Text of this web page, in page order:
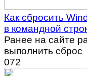
Как сбросить
в командной
Ранее на сайте
выполнить сброс
072